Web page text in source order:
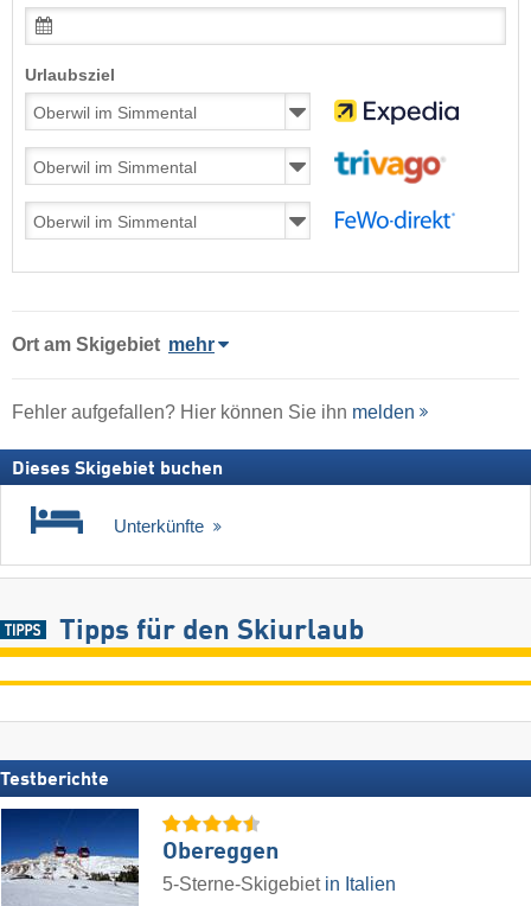
Urlaubsziel
Ort am Skigebiet mehr
Fehler aufgefallen? Hier können Sie ihn melden
Dieses Skigebiet buchen
Unterkünfte
Tipps für den Skiurlaub
Testberichte
Obereggen
5-Sterne-Skigebiet in Italien